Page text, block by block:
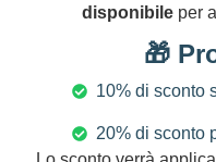
disponibileper
🎁
10% di sconto
20% di sconto